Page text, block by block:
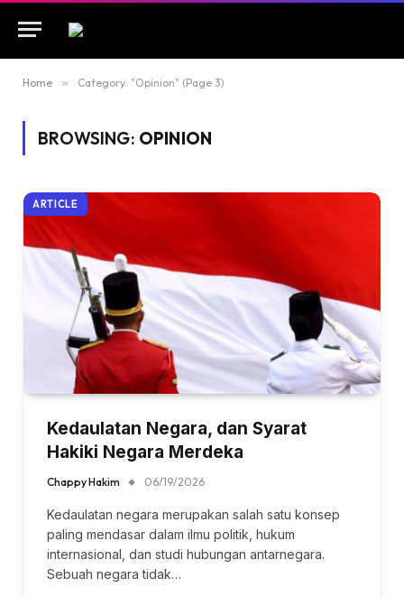
Home » Category: "Opinion" (Page 3)
BROWSING: OPINION
ARTICLE
Kedaulatan Negara, dan Syarat
Hakiki Negara Merdeka
Chappy Hakim 06/19/2026
Kedaulatan negara merupakan salah satu konsep
paling mendasar dalam ilmu politik, hukum
internasional, dan studi hubungan antarnegara.
Sebuah negara tidak…